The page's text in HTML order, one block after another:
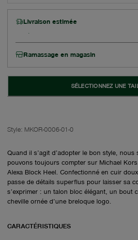
Livraison estimée
Ramassage en magasin
SÉLECTIONNEZ UNE
Style: MKOR-0006-01-0
Quand il s’agit d’adopter le bon style, nous
pouvons toujours compter sur Michael
Alexa Block Heel. Confectionné en cuir
passe de détails superflus pour laisser sa
s’exprimer : un talon bloc élégant, un bout
cheville ornée d’une breloque logo.
CARACTÉRISTIQUES